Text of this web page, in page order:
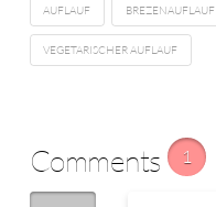
AUFLAUF BREZENAUFLAUF
VEGETARISCHER AUFLAUF
Comments 1